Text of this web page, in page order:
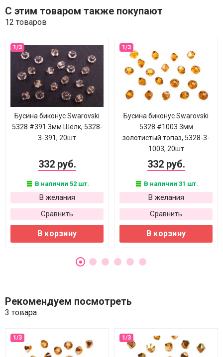
С этим товаром также покупают
12 товаров
Бусина биконус Swarovski
5328 #391 3мм Шёлк, 5328-
3-391, 20шт
332 руб.
В наличии 52 шт.
В желания
Сравнить
В корзину
Бусина биконус Swarovski
5328 #1003 3мм
золотистый топаз, 5328-3-
1003, 20шт
332 руб.
В наличии 31 шт.
В желания
Сравнить
В корзину
Рекомендуем посмотреть
3 товара